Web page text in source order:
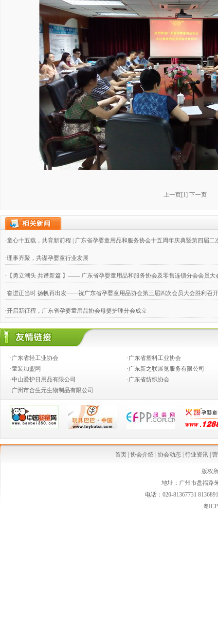
上一页[1]下一页
·童心十五载，共育新前程 | 广东省孕婴童用品和服务协会十五周年庆典暨第四届二
·理事齐聚，共谋孕婴童行业发展
·【勇立潮头 共谱新篇 】—— 广东省孕婴童用品和服务协会及零售连锁分会会员大
·奋进正当时 扬帆再出发——祝广东省孕婴童用品协会第三届四次会员大会胜利召开
·开启新征程，广东省孕婴童用品协会母婴护理分会成立
·四家省级协会协商共建“南粤家政”4个家政人才培养与评价专业委员会，合力推动
·交流学习、开拓进取 ——广东婴童协会零售连锁分会第二届三次理事会取得圆满
·共抗疫情 婴童人付出大爱行动 守护宝宝口粮，为爱逆行
·广东第二批“婴童用品安心优选店”在国家市场监督管理总局会议期间授牌及首批
·广东省孕婴童用品协会和零售连锁分会换届大会 及就职典礼交流晚宴成功举办
·祝贺我协会5家会员企业获得2018广东省名牌产品称号
·奉献爱心，精准扶贫——广东婴童协会组织企业开展清远白花塱小学捐资助学活动
·广东省轻工业协会
·广东省塑料工业协会
·童装加盟网
·广东新之联展览服务有限公司
·中山爱护日用品有限公司
·广东省纺织协会
·广州市合生元生物制品有限公司
首页 协会介绍 协会动态 行业资讯
版权
地址：广州市盘福路
电话：020-81367731
粤